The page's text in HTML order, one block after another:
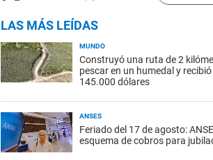
LAS MÁS LEÍDAS
MUNDO
Construyó una ruta de 2
pescar en un humedal y
145.000 dólares
ANSES
Feriado del 17 de agosto:
esquema de cobros para